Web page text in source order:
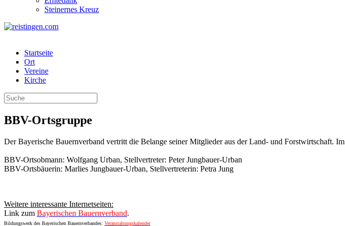
Steinernes Kreuz
Startseite
Ort
Vereine
Kirche
BBV-Ortsgruppe
Der Bayerische Bauernverband vertritt die Belange seiner Mitglieder aus der Land- und Forstwirtschaft. Im
BBV-Ortsobmann: Wolfgang Urban, Stellvertreter: Peter Jungbauer-Urban
BBV-Ortsbäuerin: Marlies Jungbauer-Urban, Stellvertreterin: Petra Jung
Weitere interessante Internetseiten:
Link zum Bayerischen Bauernverband.
Bildungswerk des Bayerischen Bauernverbandes: Veranstaltungskalender